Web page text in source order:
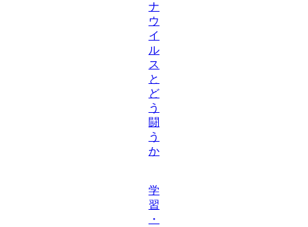
ナ
ウ
イ
ル
ス
と
ど
う
闘
う
か
学
習
・